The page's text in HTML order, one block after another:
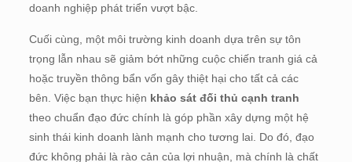
doanh nghiệp phát triển vượt bậc.
Cuối cùng, một môi trường kinh doanh dựa trên sự tôn
trọng lẫn nhau sẽ giảm bớt những cuộc chiến tranh giá cả
hoặc truyền thông bẩn vốn gây thiệt hại cho tất cả các
bên. Việc bạn thực hiện khảo sát đối thủ cạnh tranh
theo chuẩn đạo đức chính là góp phần xây dựng một hệ
sinh thái kinh doanh lành mạnh cho tương lai. Do đó, đạo
đức không phải là rào cản của lợi nhuận, mà chính là chất